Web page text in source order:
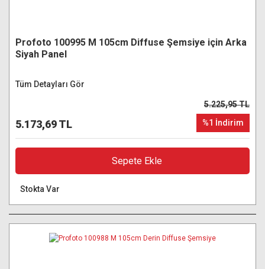
Profoto 100995 M 105cm Diffuse Şemsiye için Arka
Siyah Panel
Tüm Detayları Gör
5.173,69 TL
5.225,95 TL
%1 İndirim
Sepete Ekle
Stokta Var